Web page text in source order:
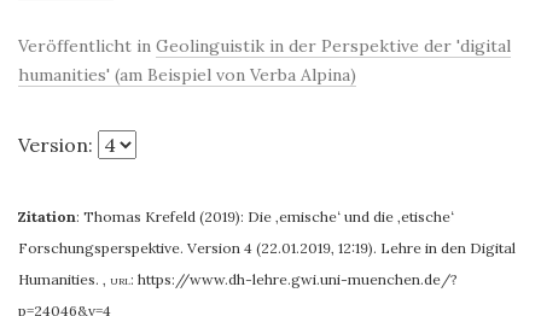
Veröffentlicht in Geolinguistik in der Perspektive der 'digital
humanities' (am Beispiel von Verba Alpina)
Version:
Zitation: Thomas Krefeld (2019): Die ‚emische‘ und die ‚etische‘
Forschungsperspektive. Version 4 (22.01.2019, 12:19). Lehre in den Digital
Humanities. , url: https://www.dh-lehre.gwi.uni-muenchen.de/?
p=24046&v=4